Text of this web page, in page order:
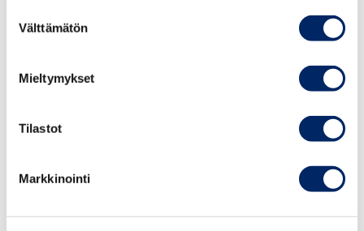
valinta
Välttämätön
Mieltymykset
Tilastot
Markkinointi
päästöhyvityksiä ei käsiteltäisi ainoastaan yritysten
keinona hallita omaa päästökuormaansa, vaan osattaisiin
ilmastomuutoksen torjunnassa.
Suomessa, tarvitaan enemmän markkinalähtöistä
mekanismeista, joilla niiden kohtaaminen saataisiin
joilla lisätä osapuolten luottamusta